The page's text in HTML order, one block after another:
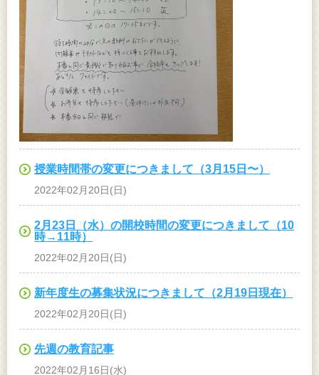
授業時間帯の変更につきまして（3月15日〜）
2022年02月20日(日)
2月23日（水）の開校時間の変更につきまして（10
時→11時）
2022年02月20日(日)
新年度生の募集状況につきまして（2月19日現在）
2022年02月20日(日)
先週の教育記事
2022年02月16日(水)